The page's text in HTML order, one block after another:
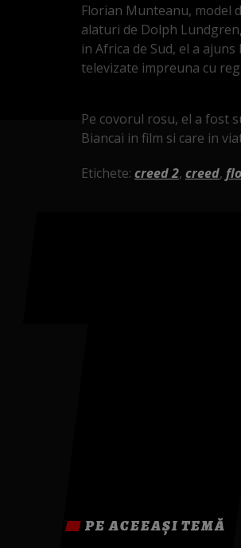
Florian Munteanu, model
alaturi de Dolph
in Africa de Sud, el a
televizate impreuna cu
Pe covorul rosu, el a fost
Biancai in film si care in
Etichete: creed 2, creed,
PE ACEEAȘI TEMĂ